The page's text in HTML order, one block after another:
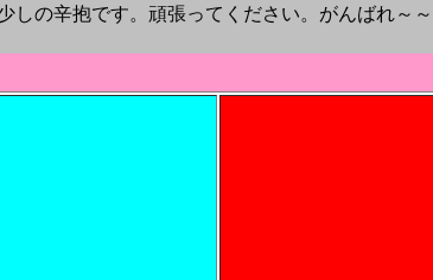
しの辛抱です。頑張ってください。がんばれ～～